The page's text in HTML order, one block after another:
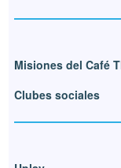
Misiones del Café
Clubes sociales